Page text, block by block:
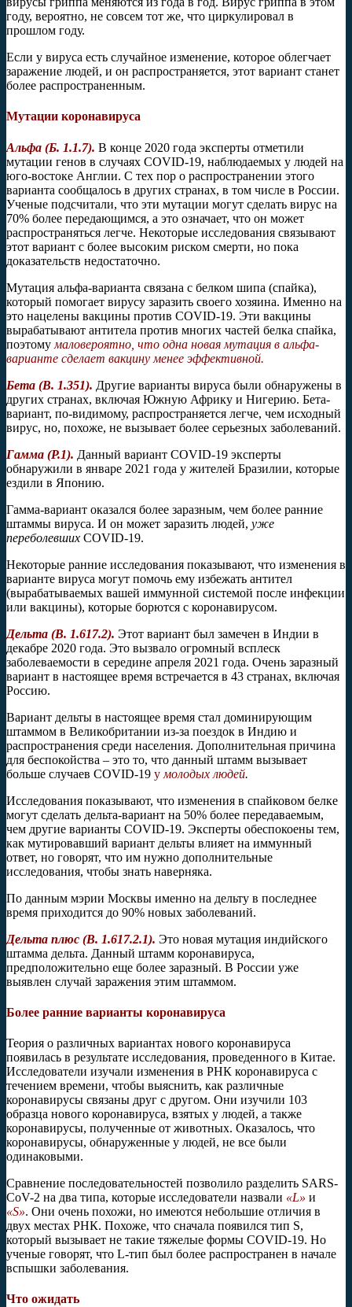
году, вероятно, не совсем тот же, что циркулировал в
прошлом году.
Если у вируса есть случайное изменение, которое облегчает
заражение людей, и он распространяется, этот вариант станет
более распространенным.
Мутации коронавируса
Альфа (Б. 1.1.7). В конце 2020 года эксперты отметили
мутации генов в случаях COVID-19, наблюдаемых у людей на
юго-востоке Англии. С тех пор о распространении этого
варианта сообщалось в других странах, в том числе в России.
Ученые подсчитали, что эти мутации могут сделать вирус на
70% более передающимся, а это означает, что он может
распространяться легче. Некоторые исследования связывают
этот вариант с более высоким риском смерти, но пока
доказательств недостаточно.
Мутация альфа-варианта связана с белком шипа (спайка),
который помогает вирусу заразить своего хозяина. Именно на
это нацелены вакцины против COVID-19. Эти вакцины
вырабатывают антитела против многих частей белка спайка,
поэтому маловероятно, что одна новая мутация в альфа-
варианте сделает вакцину менее эффективной.
Бета (B. 1.351). Другие варианты вируса были обнаружены в
других странах, включая Южную Африку и Нигерию. Бета-
вариант, по-видимому, распространяется легче, чем исходный
вирус, но, похоже, не вызывает более серьезных заболеваний.
Гамма (P.1). Данный вариант COVID-19 эксперты
обнаружили в январе 2021 года у жителей Бразилии, которые
ездили в Японию.
Гамма-вариант оказался более заразным, чем более ранние
штаммы вируса. И он может заразить людей, уже
переболевших COVID-19.
Некоторые ранние исследования показывают, что изменения в
варианте вируса могут помочь ему избежать антител
(вырабатываемых вашей иммунной системой после инфекции
или вакцины), которые борются с коронавирусом.
Дельта (B. 1.617.2). Этот вариант был замечен в Индии в
декабре 2020 года. Это вызвало огромный всплеск
заболеваемости в середине апреля 2021 года. Очень заразный
вариант в настоящее время встречается в 43 странах, включая
Россию.
Вариант дельты в настоящее время стал доминирующим
штаммом в Великобритании из-за поездок в Индию и
распространения среди населения. Дополнительная причина
для беспокойства – это то, что данный штамм вызывает
больше случаев COVID-19 у молодых людей.
Исследования показывают, что изменения в спайковом белке
могут сделать дельта-вариант на 50% более передаваемым,
чем другие варианты COVID-19. Эксперты обеспокоены тем,
как мутировавший вариант дельты влияет на иммунный
ответ, но говорят, что им нужно дополнительные
исследования, чтобы знать наверняка.
По данным мэрии Москвы именно на дельту в последнее
время приходится до 90% новых заболеваний.
Дельта плюс (B. 1.617.2.1). Это новая мутация индийского
штамма дельта. Данный штамм коронавируса,
предположительно еще более заразный. В России уже
выявлен случай заражения этим штаммом.
Более ранние варианты коронавируса
Теория о различных вариантах нового коронавируса
появилась в результате исследования, проведенного в Китае.
Исследователи изучали изменения в РНК коронавируса с
течением времени, чтобы выяснить, как различные
коронавирусы связаны друг с другом. Они изучили 103
образца нового коронавируса, взятых у людей, а также
коронавирусы, полученные от животных. Оказалось, что
коронавирусы, обнаруженные у людей, не все были
одинаковыми.
Сравнение последовательностей позволило разделить SARS-
CoV-2 на два типа, которые исследователи назвали «L» и
«S». Они очень похожи, но имеются небольшие отличия в
двух местах РНК. Похоже, что сначала появился тип S,
который вызывает не такие тяжелые формы COVID-19. Но
ученые говорят, что L-тип был более распространен в начале
вспышки заболевания.
Что ожидать